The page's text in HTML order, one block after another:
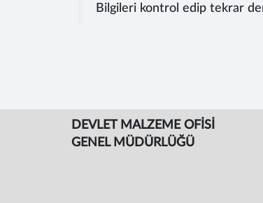
Bilgileri kontrol edip tekrar
DEVLET MALZEME OFİSİ
GENEL MÜDÜRLÜĞÜ